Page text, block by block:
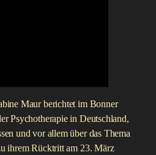
Maur berichtet im Bonner
Psychotherapie in Deutschland,
und vor allem über das Thema
ihrem Rücktritt am 23. März